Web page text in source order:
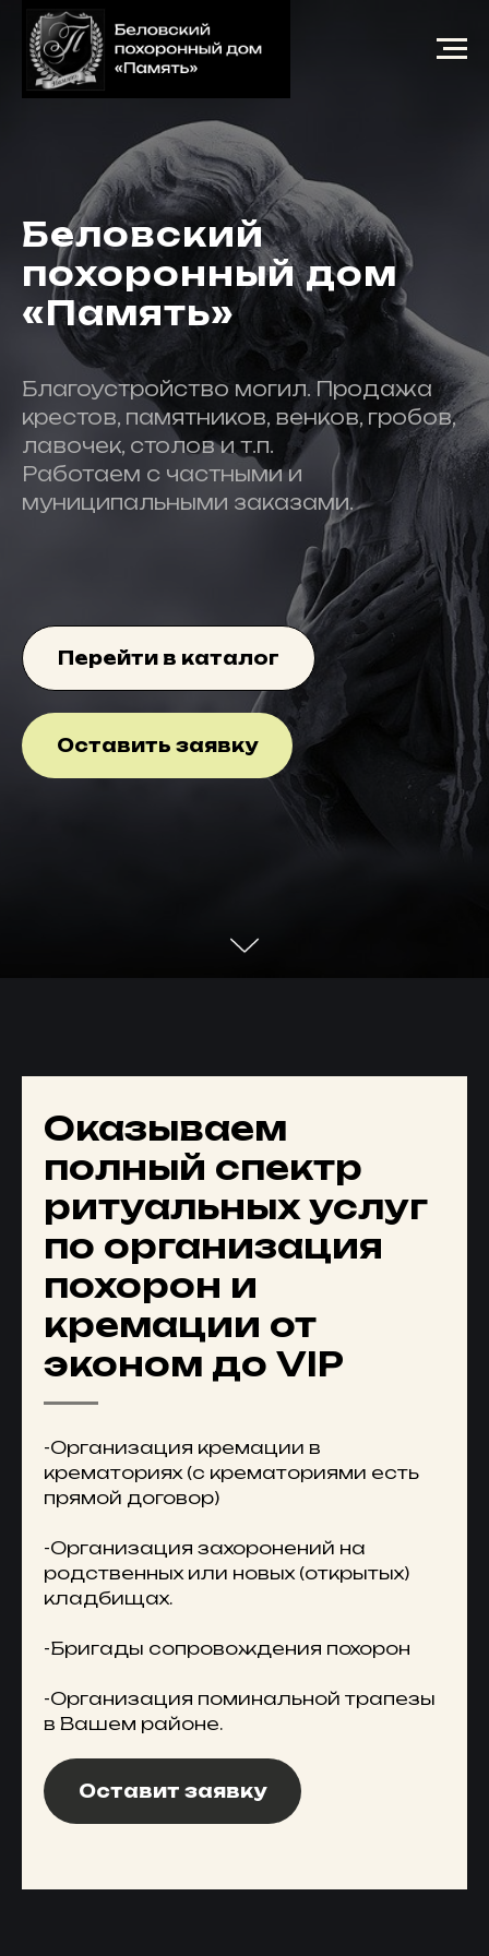
Беловский
похоронный дом
«Память»
Благоустройство могил. Продажа
крестов, памятников, венков, гробов,
лавочек, столов и т.п.
Работаем с частными и
муниципальными заказами.
Перейти в каталог
Оставить заявку
Оказываем
полный спектр
ритуальных услуг
по организация
похорон и
кремации от
эконом до VIР
-Организация кремации в
крематориях (с крематориями есть
прямой договор)
-Организация захоронений на
родственных или новых (открытых)
кладбищах.
-Бригады сопровождения похорон
-Организация поминальной трапезы
в Вашем районе.
Оставит заявку